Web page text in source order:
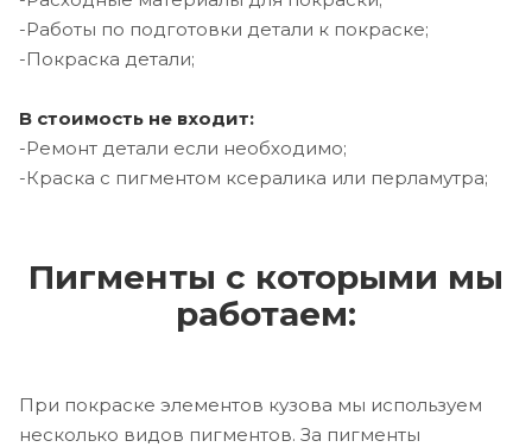
-Работы по подготовки детали к покраске;
-Покраска детали;
В стоимость не входит:
-Ремонт детали если необходимо;
-Краска с пигментом ксералика или перламутра;
Пигменты с которыми мы
работаем:
При покраске элементов кузова мы используем
несколько видов пигментов. За пигменты